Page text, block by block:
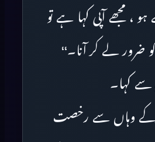
، مجھے آپی کہا ہے تو
ضرور لے کر آنا۔‘‘
سے کہا۔
وہاں سے رخصت